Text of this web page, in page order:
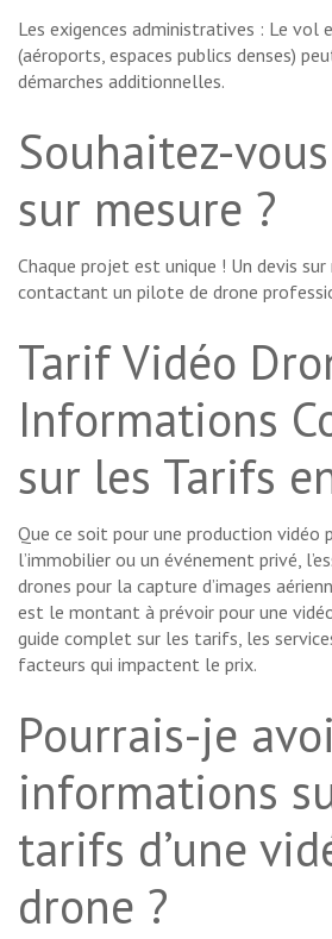
Les exigences administratives : Le vol
(aéroports, espaces publics denses)
démarches additionnelles.
Souhaitez-
sur mesure ?
Chaque projet est unique ! Un devis
contactant un pilote de drone
Tarif Vidéo
Informations
sur les Tarifs
Que ce soit pour une production vidéo
l’immobilier ou un événement privé,
drones pour la capture d’images
est le montant à prévoir pour une
guide complet sur les tarifs, les
facteurs qui impactent le prix.
Pourrais-je
informations
tarifs d’une
drone ?